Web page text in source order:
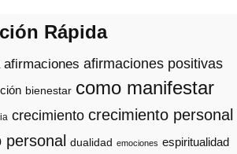
Rápida
afirmaciones afirmaciones positivas
bienestar como manifestar
crecimiento crecimiento personal
personal
dualidad emociones espiritualidad